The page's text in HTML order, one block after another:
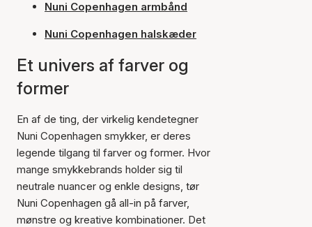
Nuni Copenhagen armbånd
Nuni Copenhagen halskæder
Et univers af farver og
former
En af de ting, der virkelig kendetegner
Nuni Copenhagen smykker, er deres
legende tilgang til farver og former. Hvor
mange smykkebrands holder sig til
neutrale nuancer og enkle designs, tør
Nuni Copenhagen gå all-in på farver,
mønstre og kreative kombinationer. Det